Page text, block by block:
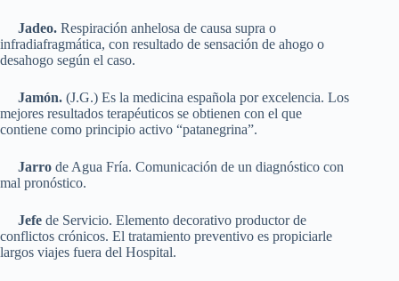
Jadeo. Respiración anhelosa de causa supra o
infradiafragmática, con resultado de sensación de ahogo o
desahogo según el caso.
Jamón. (J.G.) Es la medicina española por excelencia. Los
mejores resultados terapéuticos se obtienen con el que
contiene como principio activo “patanegrina”.
Jarro de Agua Fría. Comunicación de un diagnóstico con
mal pronóstico.
Jefe de Servicio. Elemento decorativo productor de
conflictos crónicos. El tratamiento preventivo es propiciarle
largos viajes fuera del Hospital.